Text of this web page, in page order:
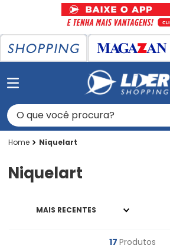
O que você procura?
Niquelart
Niquelart
MAIS RECENTES
17 Produtos